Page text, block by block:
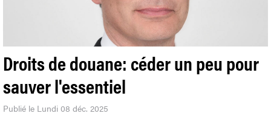
Droits de douane: céder un peu pour
sauver l'essentiel
Publié le Lundi 08 déc. 2025